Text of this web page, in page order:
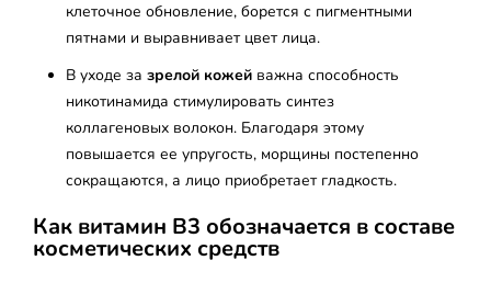
клеточное обновление, борется с пигментными
пятнами и выравнивает цвет лица.
В уходе за зрелой кожей важна способность
никотинамида стимулировать синтез
коллагеновых волокон. Благодаря этому
повышается ее упругость, морщины постепенно
сокращаются, а лицо приобретает гладкость.
Как витамин B3 обозначается в составе
косметических средств